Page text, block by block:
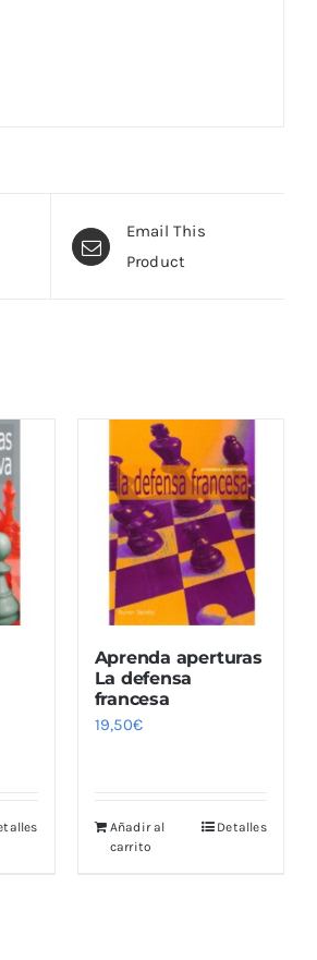
Email This
Product
Aprenda aperturas
La defensa
francesa
19,50€
Añadir al
carrito
Detalles